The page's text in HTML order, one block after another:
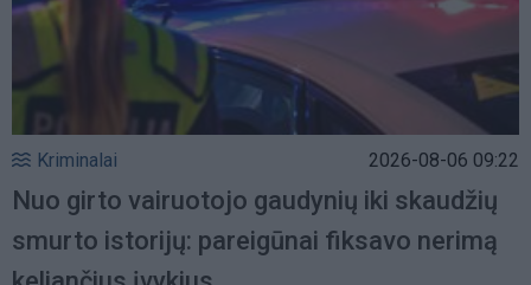
Kriminalai 2026-08-06 09:22
Nuo girto vairuotojo gaudynių iki skaudžių
smurto istorijų: pareigūnai fiksavo nerimą